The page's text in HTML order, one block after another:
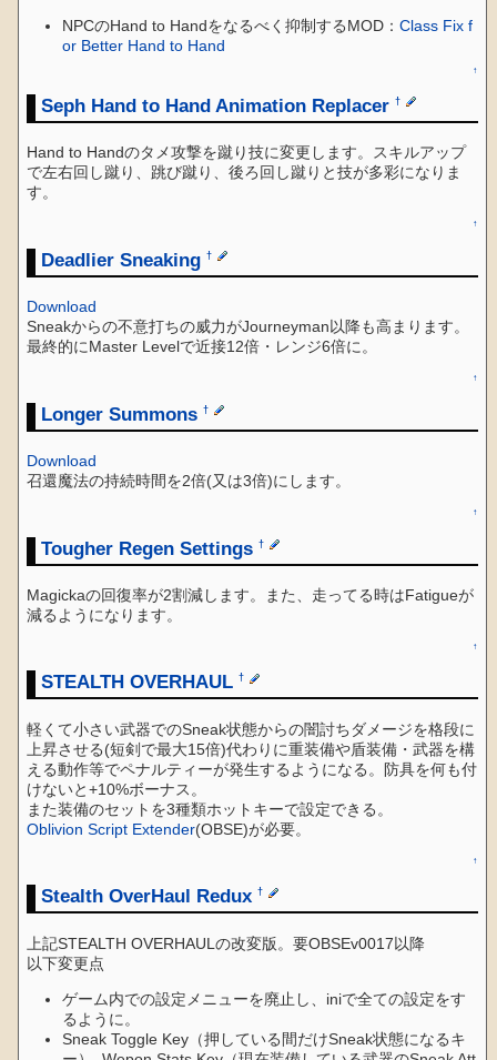
NPCのHand to Handをなるべく抑制するMOD：Class Fix f
or Better Hand to Hand
↑
Seph Hand to Hand Animation Replacer †
Hand to Handのタメ攻撃を蹴り技に変更します。スキルアップ
で左右回し蹴り、跳び蹴り、後ろ回し蹴りと技が多彩になりま
す。
↑
Deadlier Sneaking †
Download
Sneakからの不意打ちの威力がJourneyman以降も高まります。
最終的にMaster Levelで近接12倍・レンジ6倍に。
↑
Longer Summons †
Download
召還魔法の持続時間を2倍(又は3倍)にします。
↑
Tougher Regen Settings †
Magickaの回復率が2割減します。また、走ってる時はFatigueが
減るようになります。
↑
STEALTH OVERHAUL †
軽くて小さい武器でのSneak状態からの闇討ちダメージを格段に
上昇させる(短剣で最大15倍)代わりに重装備や盾装備・武器を構
える動作等でペナルティーが発生するようになる。防具を何も付
けないと+10%ボーナス。
また装備のセットを3種類ホットキーで設定できる。
Oblivion Script Extender(OBSE)が必要。
↑
Stealth OverHaul Redux †
上記STEALTH OVERHAULの改変版。要OBSEv0017以降
以下変更点
ゲーム内での設定メニューを廃止し、iniで全ての設定をす
るように。
Sneak Toggle Key（押している間だけSneak状態になるキ